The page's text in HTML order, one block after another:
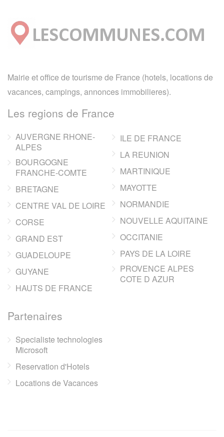
Mairie et office de tourisme de France (hotels, locations de
vacances, campings, annonces immobilieres).
Les regions de France
AUVERGNE RHONE-
ALPES
BOURGOGNE
FRANCHE-COMTE
BRETAGNE
CENTRE VAL DE LOIRE
CORSE
GRAND EST
GUADELOUPE
GUYANE
HAUTS DE FRANCE
ILE DE FRANCE
LA REUNION
MARTINIQUE
MAYOTTE
NORMANDIE
NOUVELLE AQUITAINE
OCCITANIE
PAYS DE LA LOIRE
PROVENCE ALPES
COTE D AZUR
Partenaires
Specialiste technologies
Microsoft
Reservation d'Hotels
Locations de Vacances